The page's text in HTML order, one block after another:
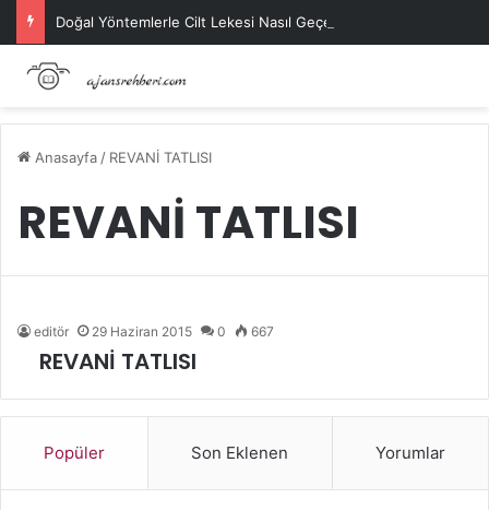
Doğal Yöntemlerle Cilt Lekesi Nasıl Geçer?
Anasayfa / REVANİ TATLISI
REVANİ TATLISI
editör 29 Haziran 2015 0 667
REVANİ TATLISI
Popüler Son Eklenen Yorumlar